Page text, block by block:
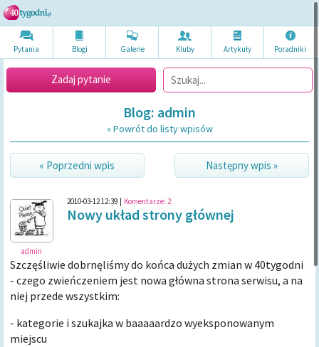
Pytania Blogi Galerie Kluby Artykuły Poradniki
Zadaj pytanie
Blog: admin
« Powrót do listy wpisów
« Poprzedni wpis Następny wpis »
admin
2010-03-12 12:39 Komentarze: 2
Nowy układ strony głównej
Szczęśliwie dobrnęliśmy do końca dużych zmian w 40tygodni
- czego zwieńczeniem jest nowa główna strona serwisu, a na
niej przede wszystkim:
- kategorie i szukajka w baaaaardzo wyeksponowanym
miejscu